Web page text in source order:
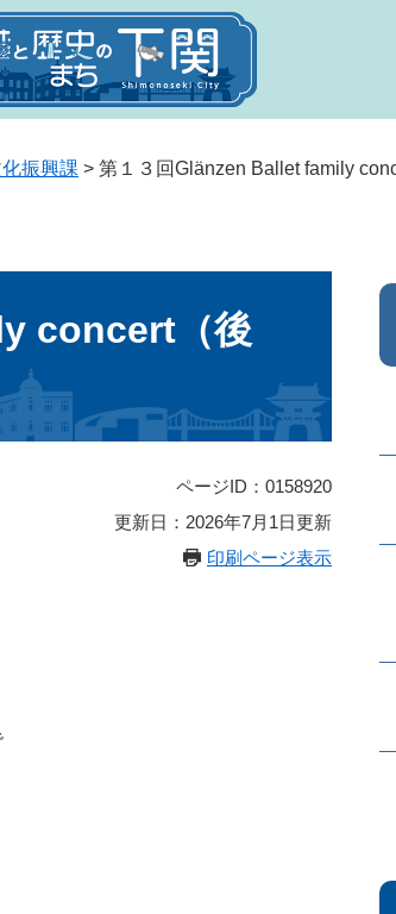
振興課 > 第１３回Glänzen Ballet family
concert（後
ページID：0158920
更新日：2026年7月1日更新
印刷ページ表示